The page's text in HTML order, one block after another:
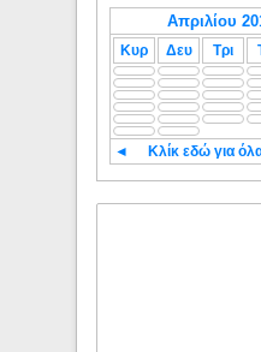
Κυρ Δευ Τρι
◄ Κλίκ εδώ για